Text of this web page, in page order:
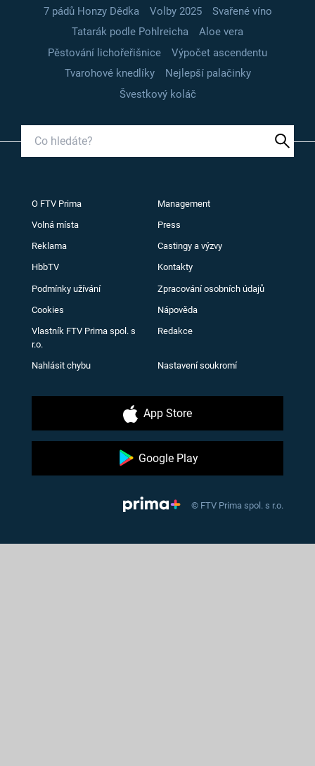
7 pádů Honzy Dědka
Volby 2025
Svařené víno
Tatarák podle Pohlreicha
Aloe vera
Pěstování lichořeřišnice
Výpočet ascendentu
Tvarohové knedlíky
Nejlepší palačinky
Švestkový koláč
O FTV Prima Management
Volná místa Press
Reklama Castingy a výzvy
HbbTV Kontakty
Podmínky užívání Zpracování osobních údajů
Cookies Nápověda
Vlastník FTV Prima spol. s
r.o.
Redakce
Nahlásit chybu Nastavení soukromí
App Store
Google Play
© FTV Prima spol. s r.o.